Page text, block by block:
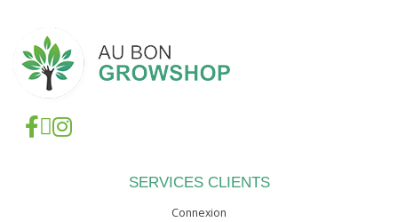
SERVICES CLIENTS
Connexion